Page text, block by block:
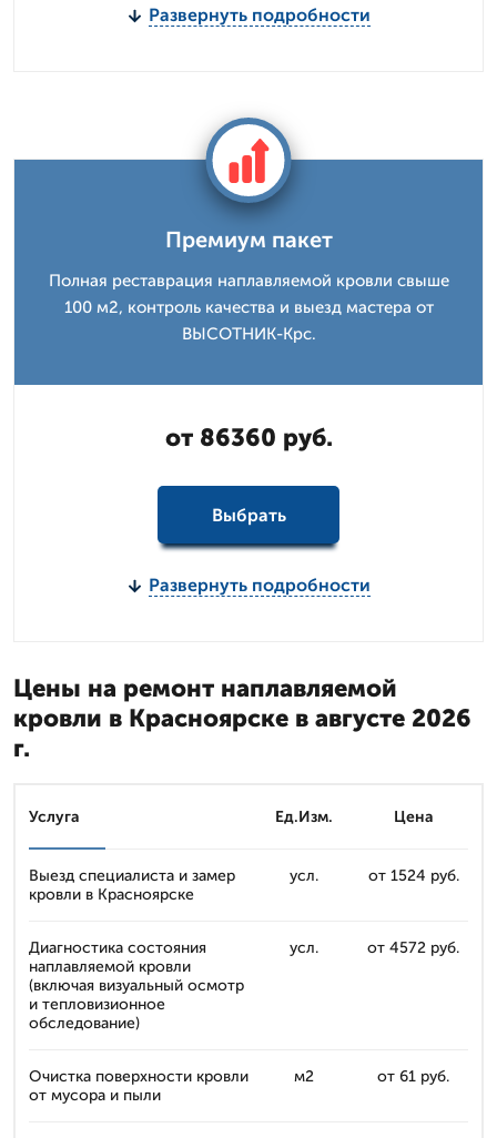
Развернуть подробности
Премиум пакет
Полная реставрация наплавляемой кровли свыше
100 м2, контроль качества и выезд мастера от
ВЫСОТНИК-Крс.
от 86360 руб.
Выбрать
Развернуть подробности
Цены на ремонт наплавляемой
кровли в Красноярске в августе 2026
г.
Услуга Ед.Изм. Цена
Выезд специалиста и замер
кровли в Красноярске
усл. от 1524 руб.
Диагностика состояния
наплавляемой кровли
(включая визуальный осмотр
и тепловизионное
обследование)
усл. от 4572 руб.
Очистка поверхности кровли
от мусора и пыли
м2 от 61 руб.